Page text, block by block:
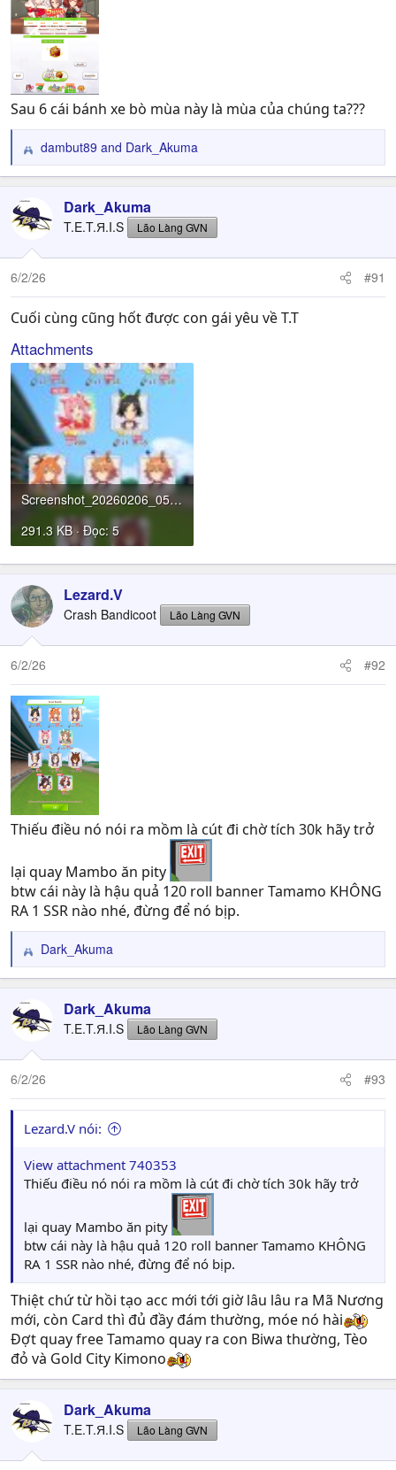
Sau 6 cái bánh xe bò mùa này là mùa của chúng ta???
R
e
c
t
o
n
dambut89 and Dark_Akuma
Dark_Akuma
T.E.T.Я.I.S Lão Làng GVN
6/2/26 #91
Cuối cùng cũng hốt được con gái yêu về T.T
Attachments
Screenshot_20260206_054645_Umamusume.jpg
291.3 KB · Đọc: 5
Lezard.V
Crash Bandicoot Lão Làng GVN
6/2/26 #92
Thiếu điều nó nói ra mồm là cút đi chờ tích 30k hãy trở
lại quay Mambo ăn pity
btw cái này là hậu quả 120 roll banner Tamamo KHÔNG
RA 1 SSR nào nhé, đừng để nó bịp.
R
e
c
t
o
n
:
Dark_Akuma
Dark_Akuma
T.E.T.Я.I.S Lão Làng GVN
6/2/26 #93
Lezard.V nói:
View attachment 740353
Thiếu điều nó nói ra mồm là cút đi chờ tích 30k hãy trở
lại quay Mambo ăn pity
btw cái này là hậu quả 120 roll banner Tamamo KHÔNG
RA 1 SSR nào nhé, đừng để nó bịp.
Thiệt chứ từ hồi tạo acc mới tới giờ lâu lâu ra Mã Nương
mới, còn Card thì đủ đầy đám thường, móe nó hài
Đợt quay free Tamamo quay ra con Biwa thường, Tèo
đỏ và Gold City Kimono
Dark_Akuma
T.E.T.Я.I.S Lão Làng GVN